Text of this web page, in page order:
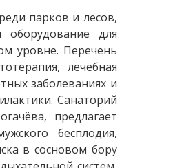
парков и лесов,
для
уровне. Перечень
лечебная
заболеваниях и
Санаторий
предлагает
бесплодия,
в сосновом бору